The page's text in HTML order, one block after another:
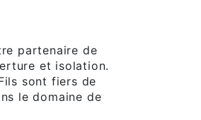
partenaire de
et isolation.
sont fiers de
le domaine de